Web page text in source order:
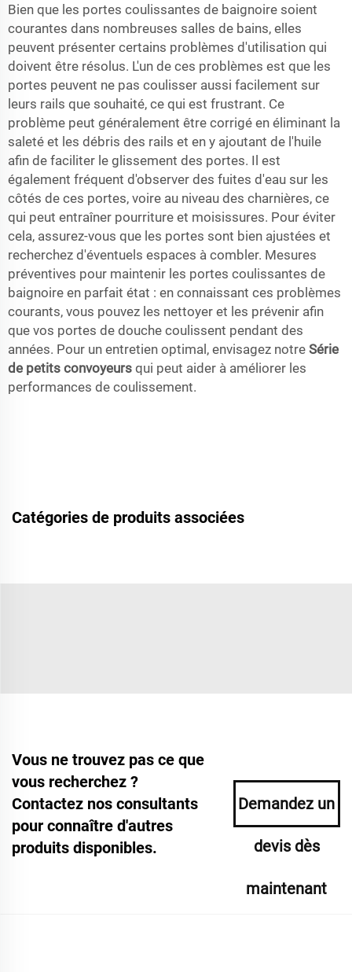
Bien que les portes coulissantes de baignoire soient
courantes dans nombreuses salles de bains, elles
peuvent présenter certains problèmes d'utilisation qui
doivent être résolus. L'un de ces problèmes est que les
portes peuvent ne pas coulisser aussi facilement sur
leurs rails que souhaité, ce qui est frustrant. Ce
problème peut généralement être corrigé en éliminant la
saleté et les débris des rails et en y ajoutant de l'huile
afin de faciliter le glissement des portes. Il est
également fréquent d'observer des fuites d'eau sur les
côtés de ces portes, voire au niveau des charnières, ce
qui peut entraîner pourriture et moisissures. Pour éviter
cela, assurez-vous que les portes sont bien ajustées et
recherchez d'éventuels espaces à combler. Mesures
préventives pour maintenir les portes coulissantes de
baignoire en parfait état : en connaissant ces problèmes
courants, vous pouvez les nettoyer et les prévenir afin
que vos portes de douche coulissent pendant des
années. Pour un entretien optimal, envisagez notre Série
de petits convoyeurs qui peut aider à améliorer les
performances de coulissement.
Catégories de produits associées
Vous ne trouvez pas ce que
vous recherchez ?
Contactez nos consultants
pour connaître d'autres
produits disponibles.
Demandez un
devis dès
maintenant